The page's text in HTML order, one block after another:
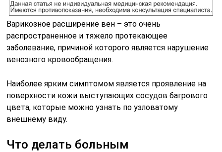
Варикозное расширение вен – это очень
распространенное и тяжело протекающее
заболевание, причиной которого является нарушение
венозного кровообращения.
Наиболее ярким симптомом является проявление на
поверхности кожи выступающих сосудов багрового
цвета, которые можно узнать по узловатому
внешнему виду.
Что делать больным